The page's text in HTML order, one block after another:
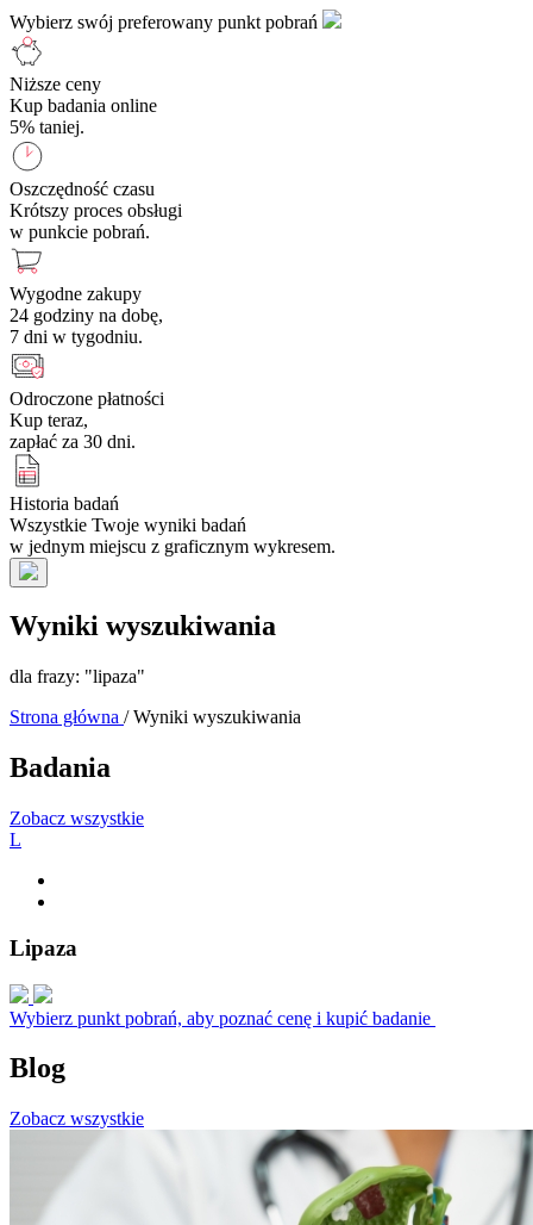
Wybierz swój preferowany punkt pobrań
Niższe ceny
Kup badania online
5% taniej.
Oszczędność czasu
Krótszy proces obsługi
w punkcie pobrań.
Wygodne zakupy
24 godziny na dobę,
7 dni w tygodniu.
Odroczone płatności
Kup teraz,
zapłać za 30 dni.
Historia badań
Wszystkie Twoje wyniki badań
w jednym miejscu z graficznym wykresem.
Wyniki wyszukiwania
dla frazy: "lipaza"
Strona główna / Wyniki wyszukiwania
Badania
Zobacz wszystkie
L
Lipaza
Wybierz punkt pobrań, aby poznać cenę i kupić badanie
Blog
Zobacz wszystkie